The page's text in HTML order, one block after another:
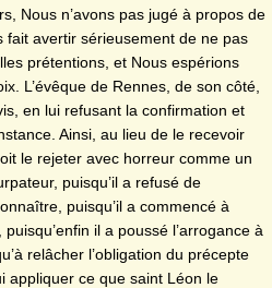
Nous n’avons pas jugé à propos de
fait avertir sérieusement de ne pas
prétentions, et Nous espérions
L’évêque de Rennes, de son côté,
en lui refusant la confirmation et
Ainsi, au lieu de le recevoir
le rejeter avec horreur comme un
puisqu’il a refusé de
puisqu’il a commencé à
il a poussé l’arrogance à
relâcher l’obligation du précepte
appliquer ce que saint Léon le